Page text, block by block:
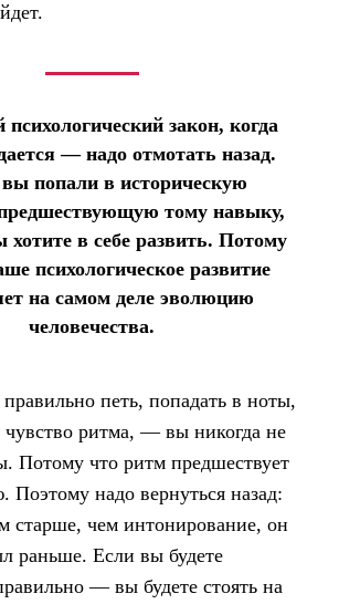
психологический закон, когда
— надо отмотать назад.
попали в историческую
тому навыку,
в себе развить. Потому
психологическое развитие
на самом деле эволюцию
человечества.
петь, попадать в ноты,
чувство ритма, — вы никогда не
Потому что ритм предшествует
Поэтому надо вернуться назад:
старше, чем интонирование, он
раньше. Если вы будете
— вы будете стоять на